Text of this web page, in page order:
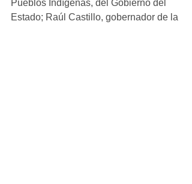
Pueblos Indígenas, del Gobierno del
Estado; Raúl Castillo, gobernador de la